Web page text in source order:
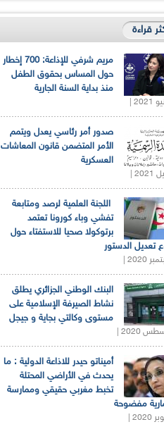
قراءة
مريم شرفي للإذاعة: 700 إخطار
حول المساس بحقوق الطفل
منذ بداية السنة الجارية
صدور أمر رئاسي يعدل ويتمم
الأمر المتضمن قانون المعاشات
العسكرية
اللجنة العلمية لرصد ومتابعة
تفشي وباء كورونا تعتمد
برتوكولا صحيا للاستفتاء حول
تعديل الدستور
البنك الوطني الجزائري يطلق
نشاط الصيرفة الإسلامية على
مستوى وكالتي بجاية و جيجل
أميناتو حيدر للاذاعة الدولية : ما
يحدث في الأراضي المحتلة
تخبط مغربي حقيقي وممارسة
مفضوحة